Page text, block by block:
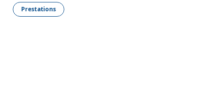
Prestations